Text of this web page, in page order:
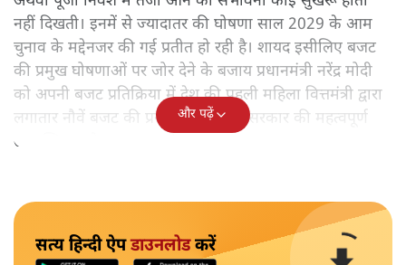
नहीं दिखती। इनमें से ज्यादातर की घोषणा साल 2029 के आम
चुनाव के मद्देनजर की गई प्रतीत हो रही है। शायद इसीलिए बजट
की प्रमुख घोषणाओं पर जोर देने के बजाय प्रधानमंत्री नरेंद्र मोदी
को अपनी बजट प्रतिक्रिया में देश की पहली महिला वित्तमंत्री द्वारा
लगातार नौवें बजट की प्रस्तुति को अपनी सरकार की महत्वपूर्ण
उपलब्धि बताने पर मजबूर होना पड़ा।
और पढ़ें
सत्य हिन्दी ऐपडाउनलोडकरें